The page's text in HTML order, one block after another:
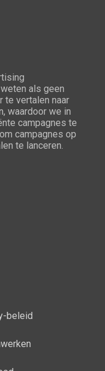
als geen
te vertalen naar
waardoor we in
campagnes te
campagnes op
te lanceren.
beleid